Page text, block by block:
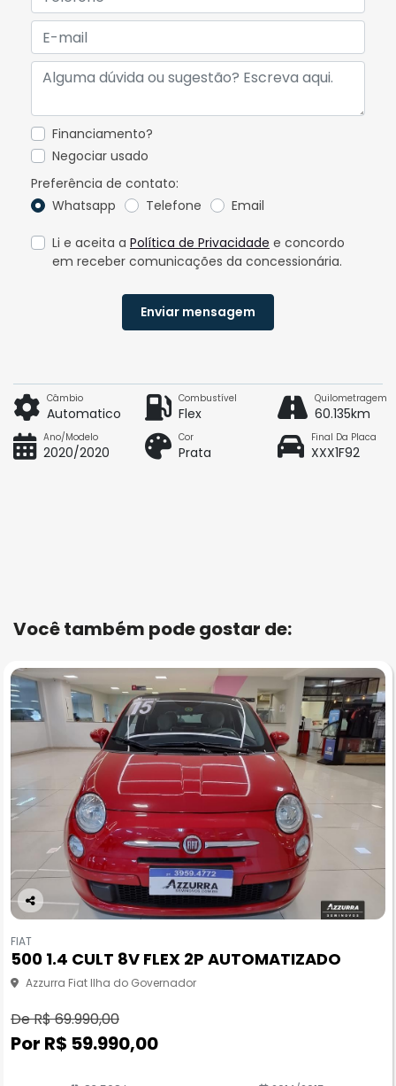
Financiamento?
Negociar usado
Preferência de contato:
Whatsapp
Telefone Email
Li e aceita a Política de Privacidade e concordo
em receber comunicações da concessionária.
Enviar mensagem
Câmbio
Automatico
Combustível
Flex
Quilometragem
60.135km
Ano/Modelo
2020/2020
Cor
Prata
Final Da Placa
XXX1F92
Você também pode gostar de:
Co
pa
rtil
he
FIAT
500 1.4 CULT 8V FLEX 2P AUTOMATIZADO
Azzurra Fiat Ilha do Governador
De R$ 69.990,00
Por R$ 59.990,00